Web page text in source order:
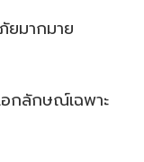
ยมากมาย
กลักษณ์เฉพาะ